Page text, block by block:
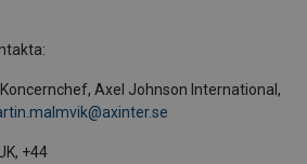
Axel Johnson International,
+44